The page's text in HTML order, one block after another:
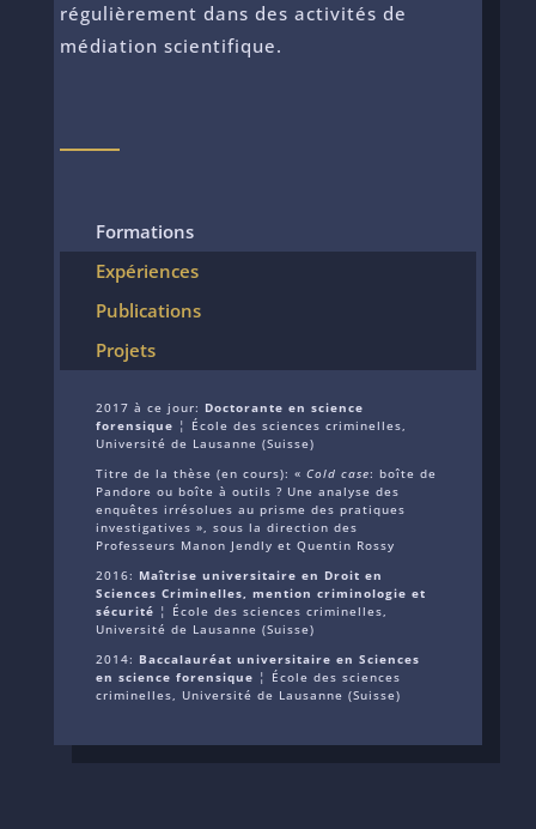
régulièrement dans des activités de
médiation scientifique.
Formations
Expériences
Publications
Projets
2017 à ce jour: Doctorante en science
forensique ¦ École des sciences criminelles,
Université de Lausanne (Suisse)
Titre de la thèse (en cours): « Cold case: boîte de
Pandore ou boîte à outils ? Une analyse des
enquêtes irrésolues au prisme des pratiques
investigatives », sous la direction des
Professeurs Manon Jendly et Quentin Rossy
2016: Maîtrise universitaire en Droit en
Sciences Criminelles, mention criminologie et
sécurité ¦ École des sciences criminelles,
Université de Lausanne (Suisse)
2014: Baccalauréat universitaire en Sciences
en science forensique ¦ École des sciences
criminelles, Université de Lausanne (Suisse)